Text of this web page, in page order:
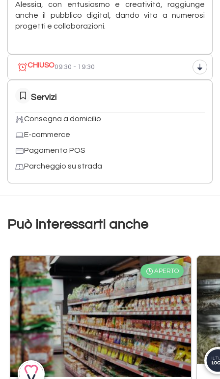
Alessia, con entusiasmo e creatività, raggiunge
anche il pubblico digital, dando vita a numerosi
progetti e collaborazioni.
CHIUSO09:30 - 19:30
Servizi
Consegna a domicilio
E-commerce
Pagamento POS
Parcheggio su strada
Può interessarti anche
APERTO